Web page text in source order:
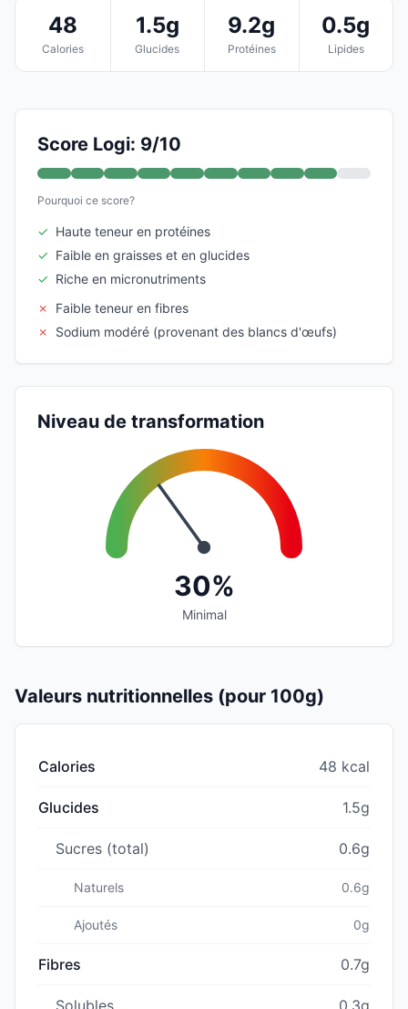
48
Calories
1.5g
Glucides
9.2g
Protéines
0.5g
Lipides
Score Logi: 9/10
Pourquoi ce score?
✓ Haute teneur en protéines
✓ Faible en graisses et en glucides
✓ Riche en micronutriments
✗
Faible teneur en fibres
✗
Sodium modéré (provenant des blancs d'œufs)
Niveau de transformation
30%
Minimal
Valeurs nutritionnelles (pour 100g)
Calories 48 kcal
Glucides 1.5g
Sucres (total) 0.6g
Naturels 0.6g
Ajoutés 0g
Fibres 0.7g
Solubles 0.3g